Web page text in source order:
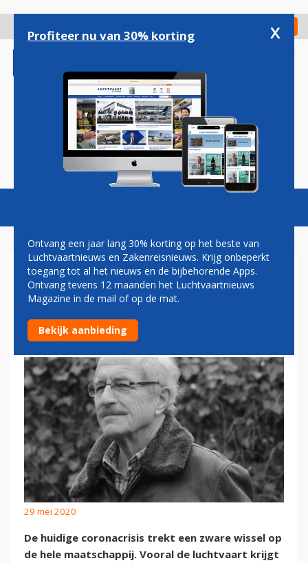
gaan
Check in
Magazine Podcasts Vacatures
PAUL GROVE:
MARKTWERKING EN
MARKTBESCHERMING
29 mei 2020
De huidige coronacrisis trekt een zware wissel op
de hele maatschappij. Vooral de luchtvaart krijgt
Profiteer nu van 30% korting x
Ontvang een jaar lang 30% korting op het beste van
Luchtvaartnieuws en Zakenreisnieuws. Krijg onbeperkt
toegang tot al het nieuws en de bijbehorende Apps.
Ontvang tevens 12 maanden het Luchtvaartnieuws
Magazine in de mail of op de mat.
Bekijk aanbieding